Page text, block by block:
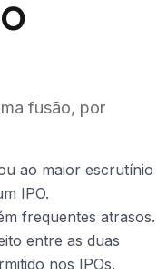
fusão, por
ao maior escrutínio
IPO.
frequentes atrasos.
entre as duas
nos IPOs.